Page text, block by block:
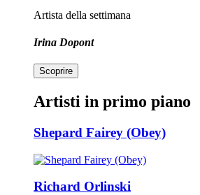
Artista della settimana
Irina Dopont
Scoprire
Artisti in primo piano
Shepard Fairey (Obey)
Richard Orlinski